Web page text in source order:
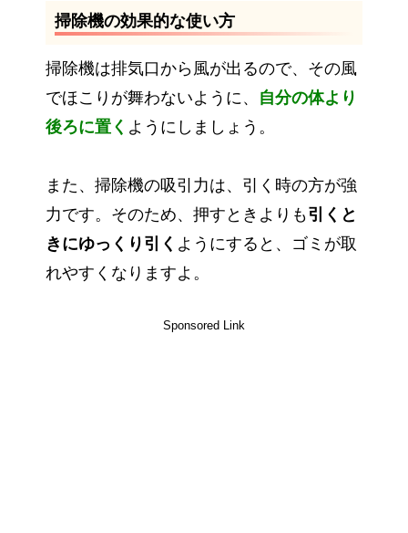
掃除機の効果的な使い方
掃除機は排気口から風が出るので、その風
でほこりが舞わないように、 自分の体より
後ろに置く ようにしましょう。
また、掃除機の吸引力は、引く時の方が強
力です。そのため、押すときよりも引くと
きにゆっくり引く ようにすると、ゴミが取
れやすくなりますよ。
Sponsored Link